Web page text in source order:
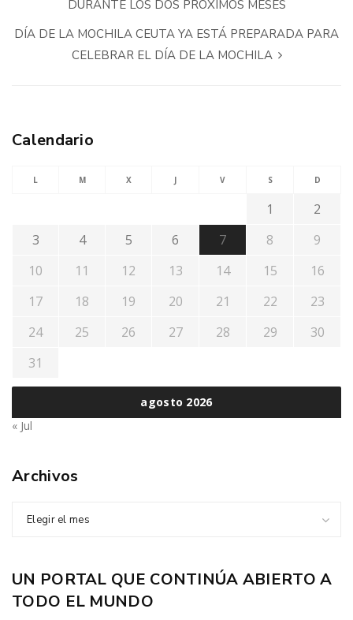
DURANTE LOS DOS PRÓXIMOS MESES
DÍA DE LA MOCHILA CEUTA YA ESTÁ PREPARADA PARA
CELEBRAR EL DÍA DE LA MOCHILA
Calendario
agosto 2026
L M X J V S D
1
2
3
4 5 6 7 8
9
10
11 12 13 14 15
16
17
18 19 20 21 22
23
24
25 26 27 28 29
30
31
« Jul
Archivos
Elegir el mes
UN PORTAL QUE CONTINÚA ABIERTO A
TODO EL MUNDO